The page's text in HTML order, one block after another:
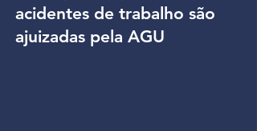
acidentes de trabalho são
ajuizadas pela AGU